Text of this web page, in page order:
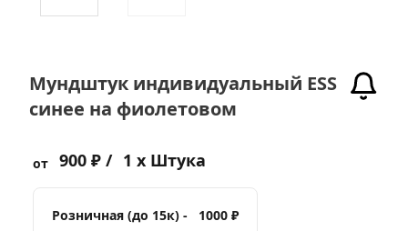
Мундштук индивидуальный ESS
синее на фиолетовом
от 900 ₽ / 1 x Штука
Розничная (до 15к) -
1000 ₽